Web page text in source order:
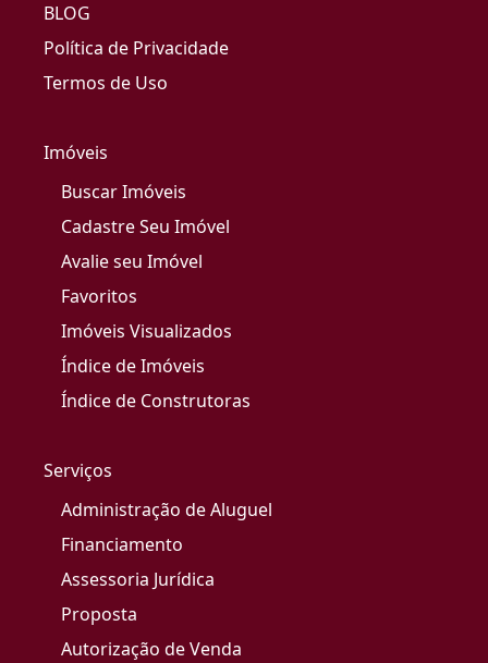
BLOG
Política de Privacidade
Termos de Uso
Imóveis
Buscar Imóveis
Cadastre Seu Imóvel
Avalie seu Imóvel
Favoritos
Imóveis Visualizados
Índice de Imóveis
Índice de Construtoras
Serviços
Administração de Aluguel
Financiamento
Assessoria Jurídica
Proposta
Autorização de Venda